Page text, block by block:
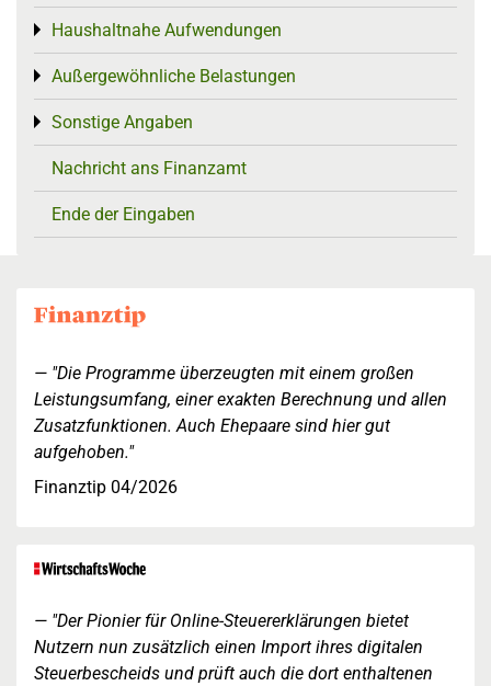
Haushaltnahe Aufwendungen
Toggle menu
Außergewöhnliche Belastungen
Toggle menu
Sonstige Angaben
Toggle menu
Nachricht ans Finanzamt
Ende der Eingaben
"Die Programme überzeugten mit einem großen
Leistungsumfang, einer exakten Berechnung und allen
Zusatzfunktionen. Auch Ehepaare sind hier gut
aufgehoben."
Finanztip 04/2026
"Der Pionier für Online-Steuererklärungen bietet
Nutzern nun zusätzlich einen Import ihres digitalen
Steuerbescheids und prüft auch die dort enthaltenen